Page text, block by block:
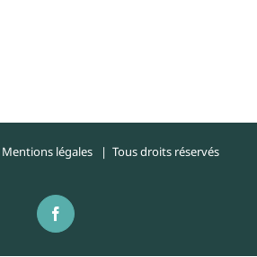
Mentions légales| Tous droits réservés
Facebook